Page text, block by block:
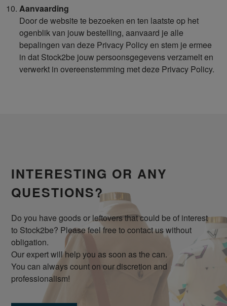
Aanvaarding
Door de website te bezoeken en ten laatste op het
ogenblik van jouw bestelling, aanvaard je alle
bepalingen van deze Privacy Policy en stem je ermee
in dat Stock2be jouw persoonsgegevens verzamelt en
verwerkt in overeenstemming met deze Privacy Policy.
INTERESTING OR ANY
QUESTIONS?
Do you have goods or leftovers that could be of interest
to Stock2be? Please feel free to contact us without
obligation.
Our expert will help you as soon as the can.
You can always count on our discretion and
professionalism!